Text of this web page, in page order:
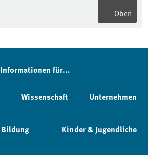
Oben
Informationen für...
Wissenschaft Unternehmen
Bildung Kinder & Jugendliche